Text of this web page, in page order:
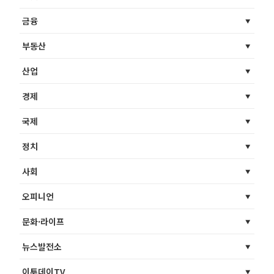
금융
부동산
산업
경제
국제
정치
사회
오피니언
문화·라이프
뉴스발전소
이투데이TV